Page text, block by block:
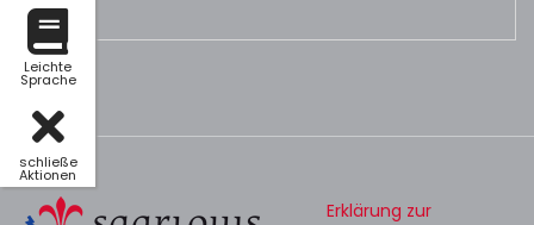
Leichte
Sprache
schließe
Aktionen
Erklärung zur